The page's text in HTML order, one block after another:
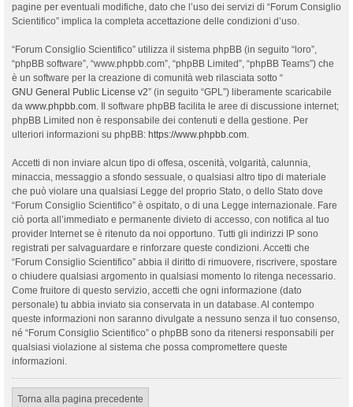
pagine per eventuali modifiche, dato che l’uso dei servizi di “Forum Consiglio
Scientifico” implica la completa accettazione delle condizioni d’uso.
“Forum Consiglio Scientifico” utilizza il sistema phpBB (in seguito “loro”,
“phpBB software”, “www.phpbb.com”, “phpBB Limited”, “phpBB Teams”) che
è un software per la creazione di comunità web rilasciata sotto “
GNU General Public License v2” (in seguito “GPL”) liberamente scaricabile
da www.phpbb.com. Il software phpBB facilita le aree di discussione internet;
phpBB Limited non è responsabile dei contenuti e della gestione. Per
ulteriori informazioni su phpBB: https://www.phpbb.com.
Accetti di non inviare alcun tipo di offesa, oscenità, volgarità, calunnia,
minaccia, messaggio a sfondo sessuale, o qualsiasi altro tipo di materiale
che può violare una qualsiasi Legge del proprio Stato, o dello Stato dove
“Forum Consiglio Scientifico” è ospitato, o di una Legge internazionale. Fare
ciò porta all’immediato e permanente divieto di accesso, con notifica al tuo
provider Internet se è ritenuto da noi opportuno. Tutti gli indirizzi IP sono
registrati per salvaguardare e rinforzare queste condizioni. Accetti che
“Forum Consiglio Scientifico” abbia il diritto di rimuovere, riscrivere, spostare
o chiudere qualsiasi argomento in qualsiasi momento lo ritenga necessario.
Come fruitore di questo servizio, accetti che ogni informazione (dato
personale) tu abbia inviato sia conservata in un database. Al contempo
queste informazioni non saranno divulgate a nessuno senza il tuo consenso,
né “Forum Consiglio Scientifico” o phpBB sono da ritenersi responsabili per
qualsiasi violazione al sistema che possa compromettere queste
informazioni.
Torna alla pagina precedente